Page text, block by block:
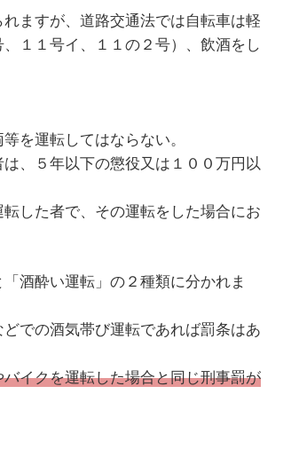
ますが、道路交通法では自転車は軽
１１号イ、１１の２号）、飲酒をし
を運転してはならない。
、５年以下の懲役又は１００万円以
した者で、その運転をした場合にお
酒酔い運転」の２種類に分かれま
での酒気帯び運転であれば罰条はあ
イクを運転した場合と同じ刑事罰が